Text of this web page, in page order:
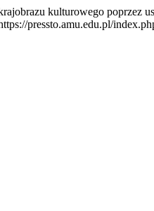
kulturowego poprzez
pressto.amu.edu.pl/